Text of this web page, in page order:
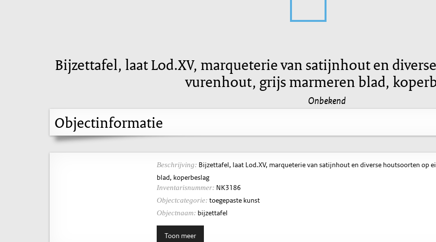
Bijzettafel, laat Lod.XV, marqueterie van satijnhout en
vurenhout, grijs marmeren blad,
Onbekend
Objectinformatie
Beschrijving: Bijzettafel, laat Lod.XV, marqueterie van satijnhout en diverse houtsoorten op
blad, koperbeslag
Inventarisnummer: NK3186
Objectcategorie: toegepaste kunst
Objectnaam: bijzettafel
Toon meer